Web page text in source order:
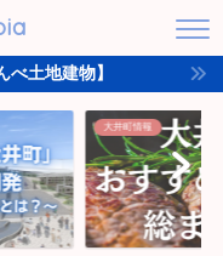
土地建物】
大井町情報